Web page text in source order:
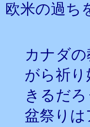
欧米の過ち
カナダ
がら祈
きるだ
盆祭り